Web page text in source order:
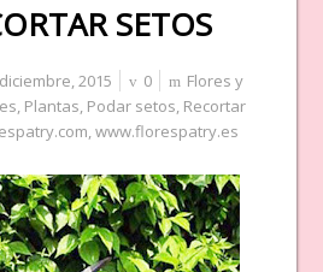
SETOS
2015 0
Flores y
, Plantas, Podar setos, Recortar
,www.florespatry.es